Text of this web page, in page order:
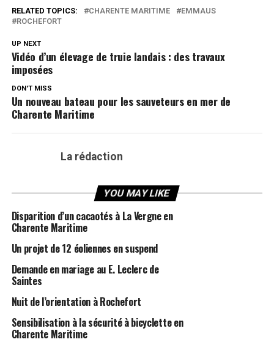
RELATED TOPICS: CHARENTE MARITIME
EMMAUS
ROCHEFORT
UP NEXT
Vidéo d’un élevage de truie landais : des travaux
imposées
DON'T MISS
Un nouveau bateau pour les sauveteurs en mer de
Charente Maritime
La rédaction
YOU MAY LIKE
Disparition d’un cacaotés à La Vergne en
Charente Maritime
Un projet de 12 éoliennes en suspend
Demande en mariage au E. Leclerc de
Saintes
Nuit de l’orientation à Rochefort
Sensibilisation à la sécurité à bicyclette en
Charente Maritime